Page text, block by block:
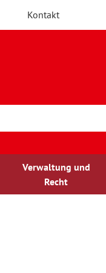
Kontakt
Verwaltung und
Recht